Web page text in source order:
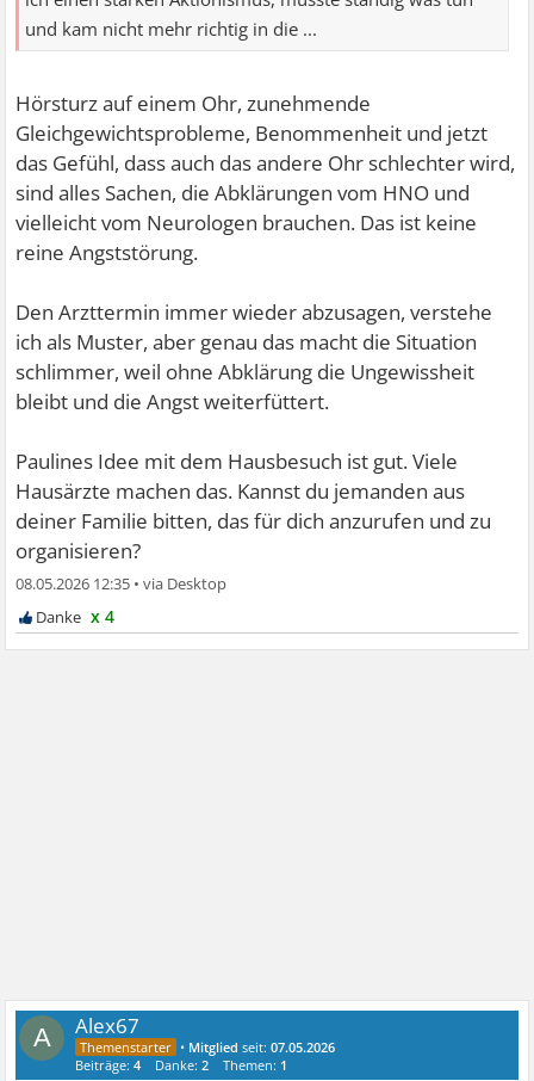
und kam nicht mehr richtig in die ...
Hörsturz auf einem Ohr, zunehmende
Gleichgewichtsprobleme, Benommenheit und jetzt
das Gefühl, dass auch das andere Ohr schlechter wird,
sind alles Sachen, die Abklärungen vom HNO und
vielleicht vom Neurologen brauchen. Das ist keine
reine Angststörung.
Den Arzttermin immer wieder abzusagen, verstehe
ich als Muster, aber genau das macht die Situation
schlimmer, weil ohne Abklärung die Ungewissheit
bleibt und die Angst weiterfüttert.
Paulines Idee mit dem Hausbesuch ist gut. Viele
Hausärzte machen das. Kannst du jemanden aus
deiner Familie bitten, das für dich anzurufen und zu
organisieren?
08.05.2026 12:35 •
x 4
A Alex67
• Mitglied seit:07.05.2026
Beiträge:4 Danke:2 Themen: 1